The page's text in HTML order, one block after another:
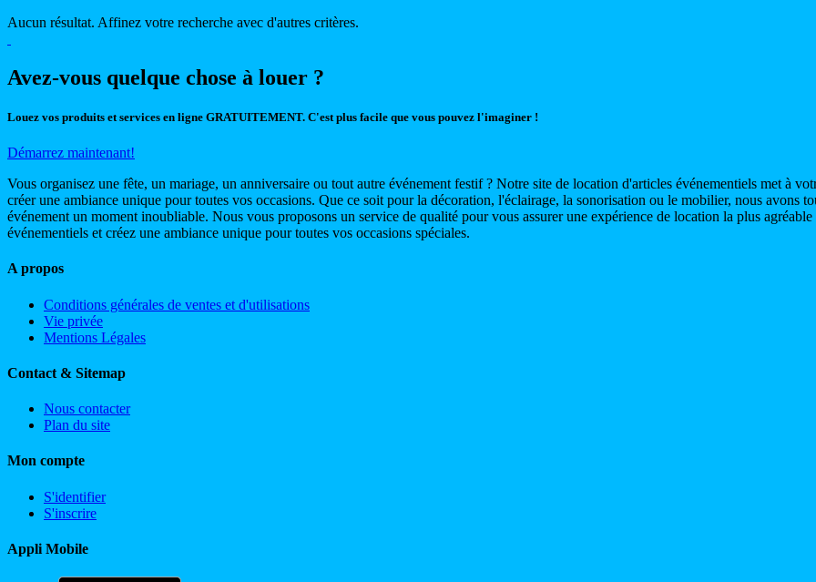
Aucun résultat. Affinez votre recherche avec d'autres critères.
Avez-vous quelque chose à louer ?
Louez vos produits et services en ligne GRATUITEMENT. C'est plus facile que vous pouvez l'imaginer !
Démarrez maintenant!
Vous organisez une fête, un mariage, un anniversaire ou tout autre événement festif ? Notre site de location d'articles événementiels met à
créer une ambiance unique pour toutes vos occasions. Que ce soit pour la décoration, l'éclairage, la sonorisation ou le mobilier, nous avons
événement un moment inoubliable. Nous vous proposons un service de qualité pour vous assurer une expérience de location la plus
événementiels et créez une ambiance unique pour toutes vos occasions spéciales.
A propos
Conditions générales de ventes et d'utilisations
Vie privée
Mentions Légales
Contact & Sitemap
Nous contacter
Plan du site
Mon compte
S'identifier
S'inscrire
Appli Mobile